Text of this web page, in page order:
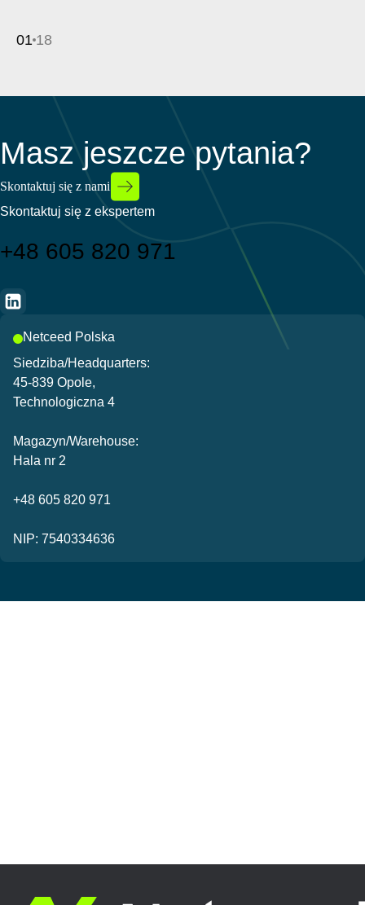
01 18
Masz jeszcze pytania?
Skontaktuj się z nami
Skontaktuj się z ekspertem
+48 605 820 971
Netceed Polska
Siedziba/Headquarters:
45-839 Opole,
Technologiczna 4
Magazyn/Warehouse:
Hala nr 2
+48 605 820 971
NIP: 7540334636